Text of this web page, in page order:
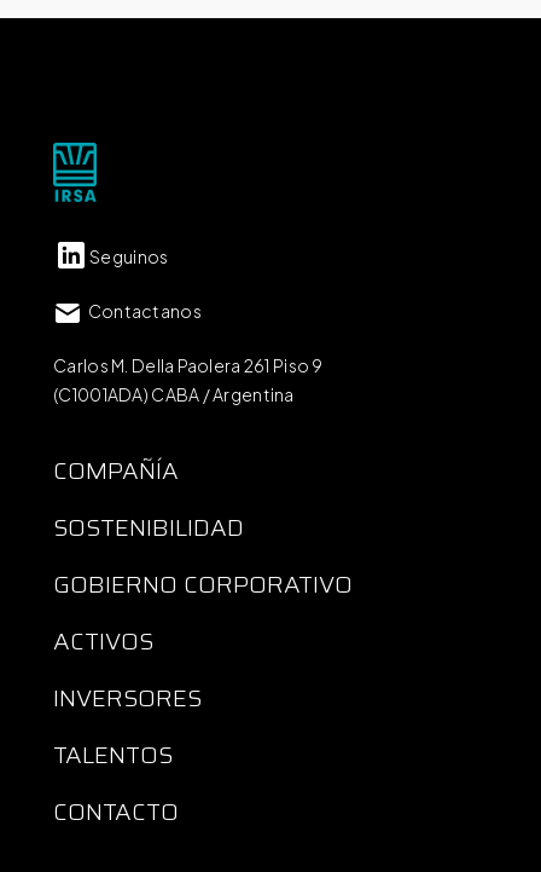
Seguinos
Contactanos
Carlos M. Della Paolera 261 Piso 9
(C1001ADA) CABA / Argentina
COMPAÑÍA
SOSTENIBILIDAD
GOBIERNO CORPORATIVO
ACTIVOS
INVERSORES
TALENTOS
CONTACTO